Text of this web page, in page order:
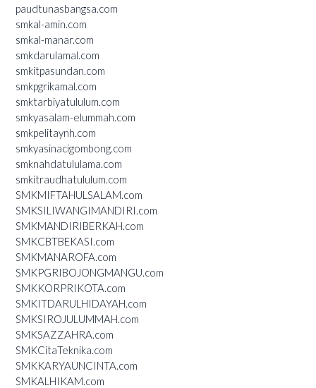
paudtunasbangsa.com
smkal-amin.com
smkal-manar.com
smkdarulamal.com
smkitpasundan.com
smkpgrikamal.com
smktarbiyatululum.com
smkyasalam-elummah.com
smkpelitaynh.com
smkyasinacigombong.com
smknahdatululama.com
smkitraudhatululum.com
SMKMIFTAHULSALAM.com
SMKSILIWANGIMANDIRI.com
SMKMANDIRIBERKAH.com
SMKCBTBEKASI.com
SMKMANAROFA.com
SMKPGRIBOJONGMANGU.com
SMKKORPRIKOTA.com
SMKITDARULHIDAYAH.com
SMKSIROJULUMMAH.com
SMKSAZZAHRA.com
SMKCitaTeknika.com
SMKKARYAUNCINTA.com
SMKALHIKAM.com